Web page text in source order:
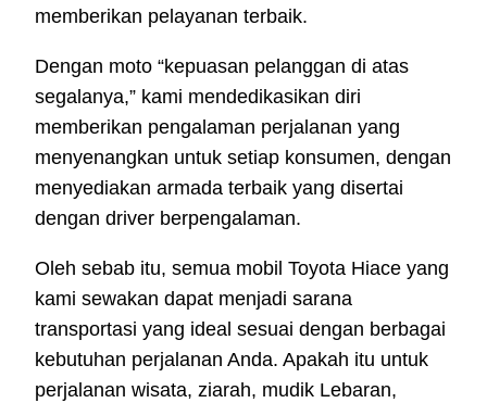
memberikan pelayanan terbaik.
Dengan moto “kepuasan pelanggan di atas
segalanya,” kami mendedikasikan diri
memberikan pengalaman perjalanan yang
menyenangkan untuk setiap konsumen, dengan
menyediakan armada terbaik yang disertai
dengan driver berpengalaman.
Oleh sebab itu, semua mobil Toyota Hiace yang
kami sewakan dapat menjadi sarana
transportasi yang ideal sesuai dengan berbagai
kebutuhan perjalanan Anda. Apakah itu untuk
perjalanan wisata, ziarah, mudik Lebaran,